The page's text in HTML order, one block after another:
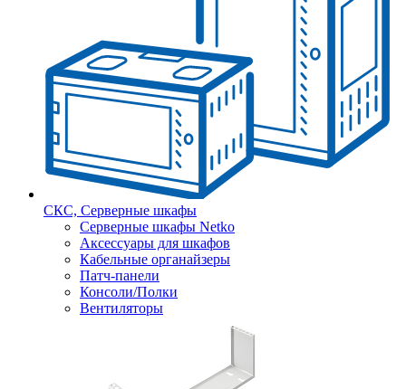
СКС, Серверные шкафы
Серверные шкафы Netko
Аксессуары для шкафов
Кабельные органайзеры
Патч-панели
Консоли/Полки
Вентиляторы